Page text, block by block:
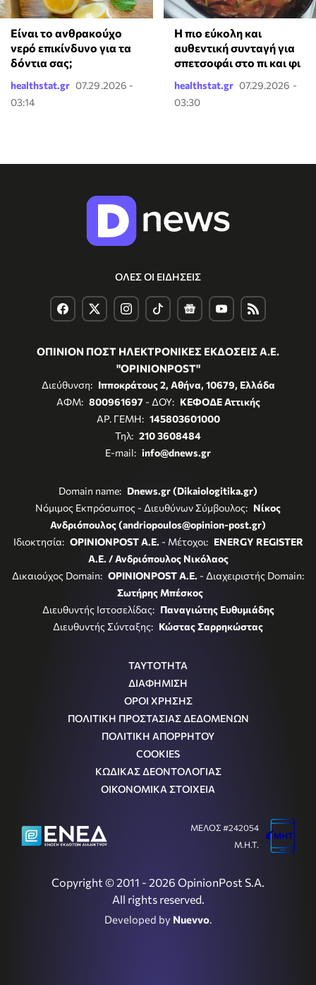
Είναι το ανθρακούχο
νερό επικίνδυνο για τα
δόντια σας;
healthstat.gr 07.29.2026 -
03:14
Η πιο εύκολη και
αυθεντική συνταγή για
σπετσοφάι στο πι και φι
healthstat.gr 07.29.2026 -
03:30
ΟΛΕΣ ΟΙ ΕΙΔΗΣΕΙΣ
ΟΠΙΝΙΟΝ ΠΟΣΤ ΗΛΕΚΤΡΟΝΙΚΕΣ ΕΚΔΟΣΕΙΣ Α.Ε.
"OPINIONPOST"
Διεύθυνση: Ιπποκράτους 2, Αθήνα, 10679, Ελλάδα
ΑΦΜ: 800961697- ΔΟΥ: ΚΕΦΟΔΕ Αττικής
ΑΡ. ΓΕΜΗ: 145803601000
Τηλ: 210 3608484
E-mail: info@dnews.gr
Domain name: Dnews.gr (Dikaiologitika.gr)
Νόμιμος Εκπρόσωπος - Διευθύνων Σύμβουλος: Νίκος
Ανδριόπουλος (andriopoulos@opinion-post.gr)
Ιδιοκτησία: OPINIONPOST A.E. - Μέτοχοι: ENERGY REGISTER
Α.Ε. / Ανδριόπουλος Νικόλαος
Δικαιούχος Domain: OPINIONPOST A.E. - Διαχειριστής Domain:
Σωτήρης Μπέσκος
Διευθυντής Ιστοσελίδας: Παναγιώτης Ευθυμιάδης
Διευθυντής Σύνταξης: Κώστας Σαρρηκώστας
ΤΑΥΤΟΤΗΤΑ
ΔΙΑΦΗΜΙΣΗ
ΟΡΟΙ ΧΡΗΣΗΣ
ΠΟΛΙΤΙΚΗ ΠΡΟΣΤΑΣΙΑΣ ΔΕΔΟΜΕΝΩΝ
ΠΟΛΙΤΙΚΗ ΑΠΟΡΡΗΤΟΥ
COOKIES
ΚΩΔΙΚΑΣ ΔΕΟΝΤΟΛΟΓΙΑΣ
ΟΙΚΟΝΟΜΙΚΑ ΣΤΟΙΧΕΙΑ
Copyright © 2011 - 2026 OpinionPost S.A.
All rights reserved.
Developed by Nuevvo.
ΜΕΛΟΣ #242054
Μ.Η.Τ.